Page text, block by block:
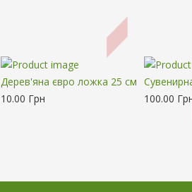
Дерев'яна євро ложка 25 см
10.00 Грн
100.00